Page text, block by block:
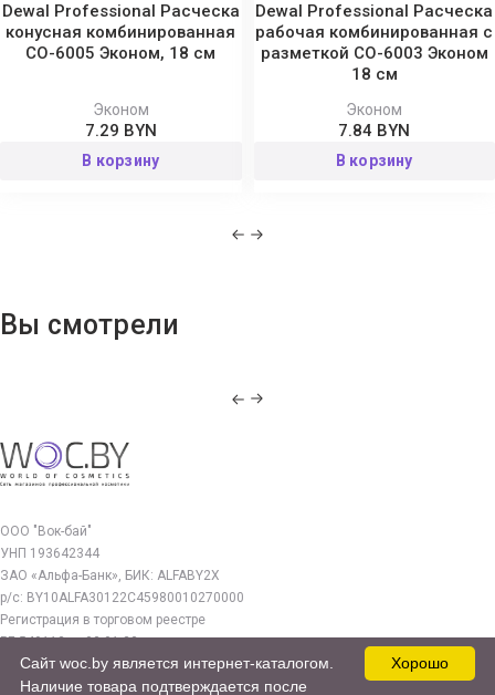
Dewal Professional Расческа
конусная комбинированная
CO-6005 Эконом, 18 см
Эконом
7.29 BYN
В корзину
Dewal Professional Расческа
рабочая комбинированная с
разметкой CO-6003 Эконом
18 см
Эконом
7.84 BYN
В корзину
Вы смотрели
ООО "Вок-бай"
УНП 193642344
ЗАО «Альфа-Банк», БИК: ALFABY2X
р/с: BY10ALFA30122C45980010270000
Регистрация в торговом реестре
РБ 549112 от 03.01.23г.
Юр. адрес:
220140, г. Минск, ул. Бурдейного 22, оф.212
Хорошо
Сайт woc.by является интернет-каталогом.
Наличие товара подтверждается после